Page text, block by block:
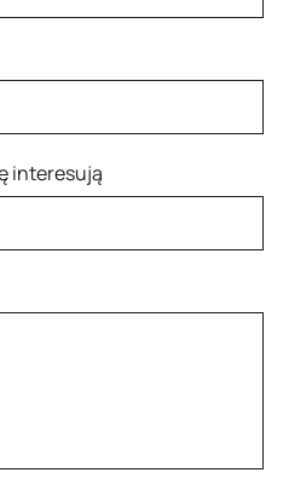
interesują